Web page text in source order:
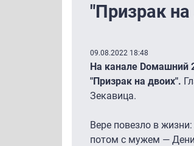
"Призрак
09.08.2022 18:48
На канале Dомашний
"Призрак на двоих".
Зекавица.
Вере повезло в
потом с мужем —